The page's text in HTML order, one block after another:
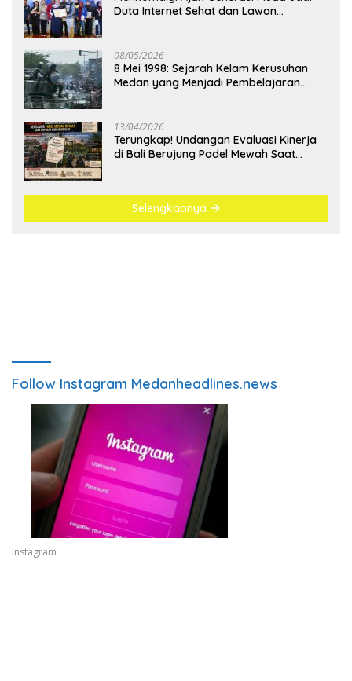
Duta Internet Sehat dan Lawan
08/05/2026
8 Mei 1998: Sejarah Kelam Kerusuhan
Medan yang Menjadi Pembelajaran
13/04/2026
Terungkap! Undangan Evaluasi Kinerja
di Bali Berujung Padel Mewah Saat
Selengkapnya
Follow Instagram Medanheadlines.news
Instagram